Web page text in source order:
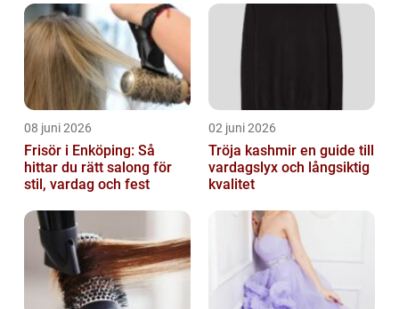
08 juni 2026
Frisör i Enköping: Så
hittar du rätt salong för
stil, vardag och fest
02 juni 2026
Tröja kashmir en guide till
vardagslyx och långsiktig
kvalitet